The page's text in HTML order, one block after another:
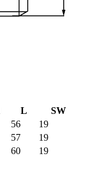
L
SW
56
19
57
19
60 19